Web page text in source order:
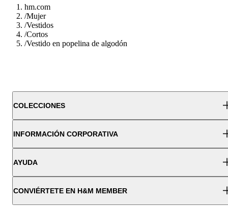
hm.com
/Mujer
/Vestidos
/Cortos
/Vestido en popelina de algodón
COLECCIONES
INFORMACIÓN CORPORATIVA
AYUDA
CONVIÉRTETE EN H&M MEMBER